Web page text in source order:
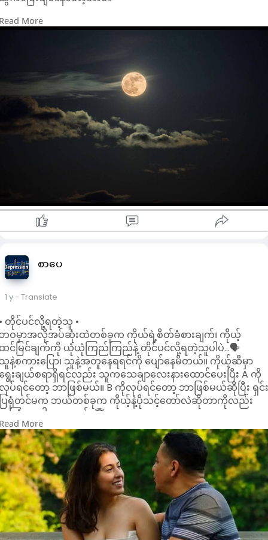
ောက်ဆုံးတော့ အိမ်ဟာ အိမ်ပါပဲ။
အပ်တဲ့အချိန်တိုင်း မငြိုမငြင်ဘဲ ရမြဲရနေတဲ့
ေရာတစ်ခုပါပဲ။
ျနော်အိမ်ကို လွမ်းတယ်။
တိအကျပြောရရင် အမေရှိနေတဲ့ အမေ့အိမ်လေးကို
ျနော် လွမ်းတယ်။
More
စာပေ
1 y- Translate
တိုင်ပင်လို့ရတဲ့သူ •
ဝမှာအလိုအပ်ဆုံးထဲတစ်ခုက ကိုယ်ရဲ့စိတ်ခံစားချက်၊ ကိုယ့်
င်မြင်ချက်ကို ယုံယုံကြည်ကြည်နဲ့ တိုင်ပင်လို့ရတဲ့သူပါပဲ...🗣
နဲ့စကားပြော၊ သူနဲ့အတူနေရရင်ကို ပျော်နေမိတယ်။ ကိုယ့်ဆီမှာ
ေးချယ်စရာရှိရင်လည်း သူကသေချာလေးနားထောင်ပေးပြီး A ကို
ပ်ရင်တော့ ဘာဖြစ်မယ်။ B ကိုလုပ်ရင်တော့ ဘာဖြစ်မယ်ဆိုပြီး ရှင်
ြရုံတင်မက ဘယ်တစ်ခုက ကိုယ့်နဲ့ပိုသင့်တော်လဲဆိုတာကိုလည်း
ကြံပေးပါသေးတယ်...😇
ကြောင့် ကိုယ့်ရဲ့ဘဝလေးက တစ်စိတ်တစ်ပိုင်း တောက်ပရတယ်။
သာမရှိရင် ကိုယ့်ရဲ့ရွေးချယ်မှုတွေက မှားနိုင်ပါတယ်။ ကိုယ့်ခံစား
ျက်တိုင်းကလည်း မှန်ကန်နေတာမှ မဟုတ်ဘူးလေနော်...🕸
ချို့လူတွေဆို ကိုယ်ကတိုင်ပင်လိုက်ပါတယ် ဒါပေမယ့် ဖြစ်စ
က်ခတ်တုန့်ပြန်တော့ ကိုယ်ခံစားနေတာက မှားနေသလို၊ ကိုယ်ကပဲ
ြောင်နေသလို ဖြစ်စေပါတယ်...။ တိုင်ပင်လို့ရတဲ့သူဆိုတာ တကယ်
ရှားပါတယ်...🦋
စာကိုဖတ်နေတုန်း ကိုယ်သတိရလိုက်တဲ့သူက ကိုယ်တိုင်ပင်လို့ရတဲ့
ပါပဲ...။ သူ့ကိုတန်ဖိုးထားဖို့ပြောချင်ပါတယ်နော် 😉
More